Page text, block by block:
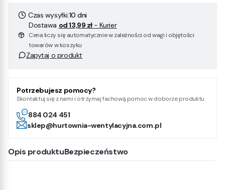
Czas wysyłki:10 dni
Dostawa od 13,99 zł - Kurier
Cena liczy się automatycznie w zależności od wagi i objętości
towarów w koszyku
Zapytaj o produkt
Potrzebujesz pomocy?
Skontaktuj się z nami i otrzymaj fachową pomoc w doborze produktu
884 024 451
sklep@hurtownia-wentylacyjna.com.pl
Opis produktuBezpieczeństwo